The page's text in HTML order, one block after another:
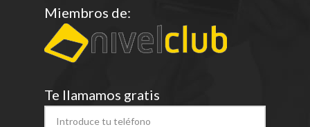
Miembros de:
Te llamamos gratis